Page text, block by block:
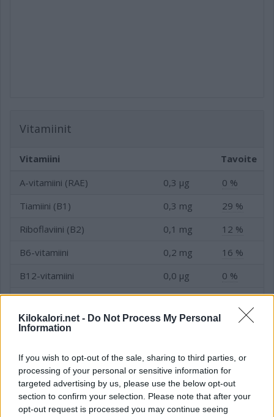
Kilokalori.net - Do Not Process My Personal
Information
If you wish to opt-out of the sale, sharing to third parties, or
processing of your personal or sensitive information for
targeted advertising by us, please use the below opt-out
section to confirm your selection. Please note that after your
opt-out request is processed you may continue seeing
Vitamiinit
Vitamiini
Tavoite
A-vitamiini (RAE)
0,3 µg
0 %
Tiamiini (B1)
0,3 mg
29 %
Riboflaviini (B2)
0,1 mg
12 %
B6-vitamiini
0,2 mg
16 %
B12-vitamiini
0,0 µg
0 %
C-vitamiini
0,0 mg
0 %
D-vitamiini
0,0 µg
Folaatti (B9-vitamiini)
41,9 µg
14 %
Niasiini (B3-vitamiini)
1,1 mg 8 %